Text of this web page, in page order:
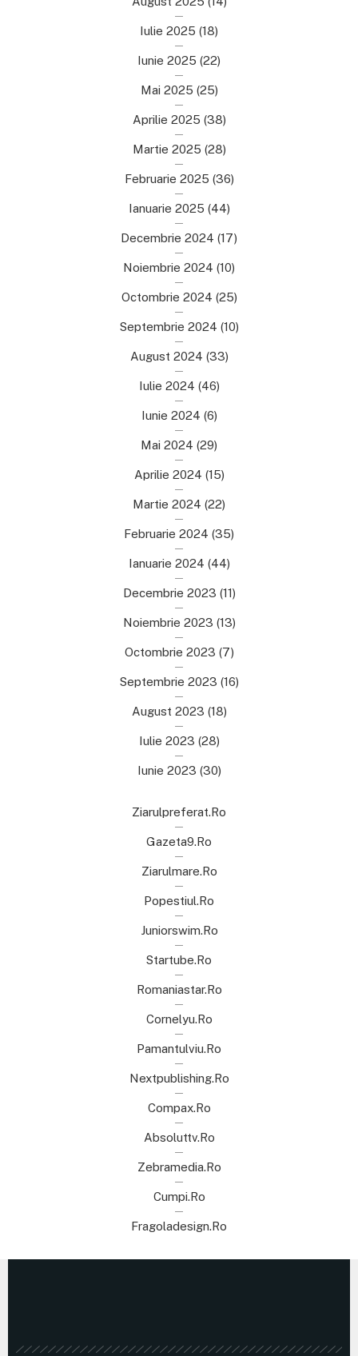
Iulie 2025 (18)
Iunie 2025 (22)
Mai 2025 (25)
Aprilie 2025 (38)
Martie 2025 (28)
Februarie 2025 (36)
Ianuarie 2025 (44)
Decembrie 2024 (17)
Noiembrie 2024 (10)
Octombrie 2024 (25)
Septembrie 2024 (10)
August 2024 (33)
Iulie 2024 (46)
Iunie 2024 (6)
Mai 2024 (29)
Aprilie 2024 (15)
Martie 2024 (22)
Februarie 2024 (35)
Ianuarie 2024 (44)
Decembrie 2023 (11)
Noiembrie 2023 (13)
Octombrie 2023 (7)
Septembrie 2023 (16)
August 2023 (18)
Iulie 2023 (28)
Iunie 2023 (30)
Ziarulpreferat.ro
Gazeta9.ro
Ziarulmare.ro
Popestiul.ro
Juniorswim.ro
Startube.ro
Romaniastar.ro
Cornelyu.ro
Pamantulviu.ro
Nextpublishing.ro
Compax.ro
Absoluttv.ro
Zebramedia.ro
Cumpi.ro
Fragoladesign.ro